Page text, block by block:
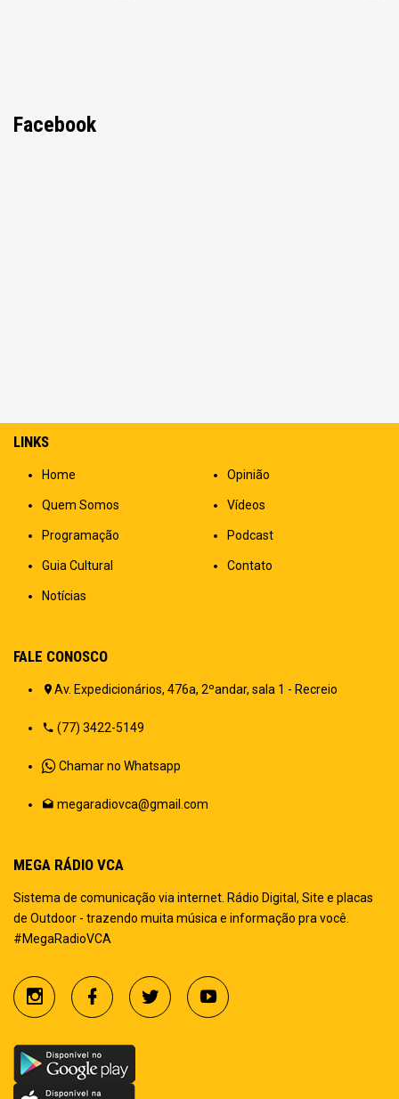
Facebook
LINKS
Home
Quem Somos
Programação
Guia Cultural
Notícias
Opinião
Vídeos
Podcast
Contato
FALE CONOSCO
Av. Expedicionários, 476a, 2ºandar, sala 1 - Recreio
(77) 3422-5149
Chamar no Whatsapp
megaradiovca@gmail.com
MEGA RÁDIO VCA
Sistema de comunicação via internet. Rádio Digital, Site e placas
de Outdoor - trazendo muita música e informação pra você.
#MegaRadioVCA